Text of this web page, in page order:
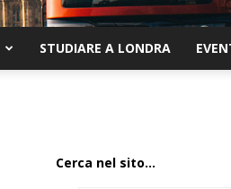
STUDIARE A LONDRA
Cerca nel sito...